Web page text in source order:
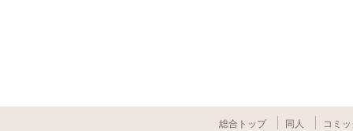
総合トップ 同人 コミ